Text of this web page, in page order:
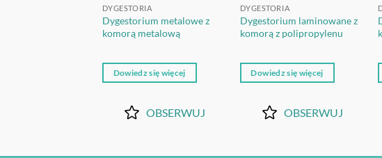
DYGESTORIA
Dygestorium metalowe z
komorą metalową
Dowiedz się więcej
OBSERWUJ
DYGESTORIA
Dygestorium laminowane z
komorą z polipropylenu
Dowiedz się więcej
OBSERWUJ